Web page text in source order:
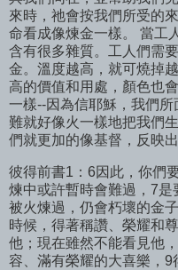
來時，祂會按我們所受的
命看成像煉金一樣。 當工
含有很多雜質。工人們需
金。溫度越高，就可燒掉
高的價值和用處，顏色也
一樣--因為信耶穌，我們
難就好像火一樣地把我們
們就更加的像基督，反映出
彼得前書1：6因此，你們
煉中或許暫時會難過，7
被火煉過，仍會朽壞的金
時候，得著稱讚、榮耀和
他；現在雖然不能看見他
容、滿有榮耀的大喜樂，